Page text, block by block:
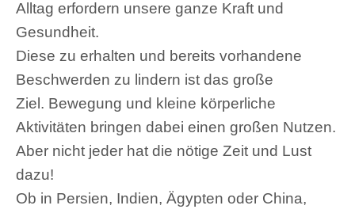
Alltag erfordern unsere ganze Kraft und
Gesundheit.
Diese zu erhalten und bereits vorhandene
Beschwerden zu lindern ist das große
Ziel. Bewegung und kleine körperliche
Aktivitäten bringen dabei einen großen Nutzen.
Aber nicht jeder hat die nötige Zeit und Lust
dazu!
Ob in Persien, Indien, Ägypten oder China,